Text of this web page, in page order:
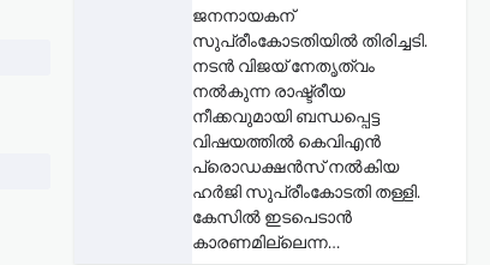
ജനനായകന്
സുപ്രീംകോടതിയില്‍ തിരിച്ചടി.
നടൻ വിജയ് നേതൃത്വം
നൽകുന്ന രാഷ്ട്രീയ
നീക്കവുമായി ബന്ധപ്പെട്ട
വിഷയത്തിൽ കെവിഎൻ
പ്രൊഡക്ഷൻസ് നൽകിയ
ഹർജി സുപ്രീംകോടതി തള്ളി.
കേസിൽ ഇടപെടാൻ
കാരണമില്ലെന്ന…